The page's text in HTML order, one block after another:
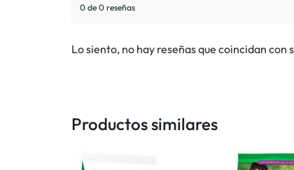
0 de 0 reseñas
Lo siento, no hay reseñas que coincidan con
Productos similares